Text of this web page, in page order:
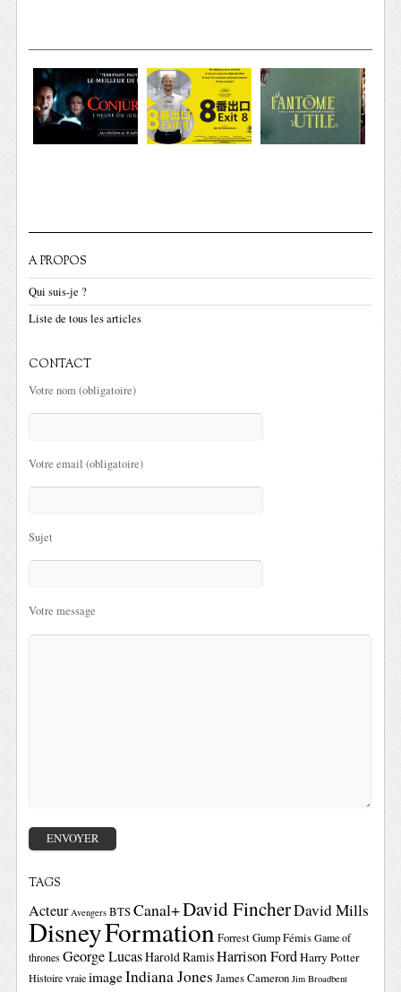
A PROPOS
Qui suis-je ?
Liste de tous les articles
CONTACT
Votre nom (obligatoire)
Votre email (obligatoire)
Sujet
Votre message
TAGS
Acteur Avengers BTSCanal+David FincherDavid Mills
DisneyFormation Forrest GumpFémis Game of
thrones George LucasHarold RamisHarrison FordHarry Potter
Histoire vraie imageIndiana Jones James Cameron Jim Broadbent